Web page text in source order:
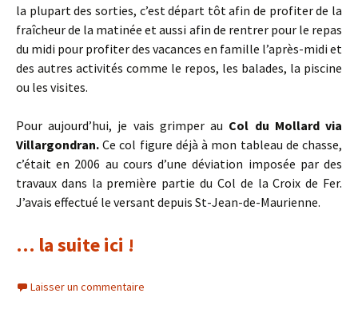
la plupart des sorties, c’est départ tôt afin de profiter de la
fraîcheur de la matinée et aussi afin de rentrer pour le repas
du midi pour profiter des vacances en famille l’après-midi et
des autres activités comme le repos, les balades, la piscine
ou les visites.
Pour aujourd’hui, je vais grimper au Col du Mollard via
Villargondran. Ce col figure déjà à mon tableau de chasse,
c’était en 2006 au cours d’une déviation imposée par des
travaux dans la première partie du Col de la Croix de Fer.
J’avais effectué le versant depuis St-Jean-de-Maurienne.
… la suite ici !
Laisser un commentaire